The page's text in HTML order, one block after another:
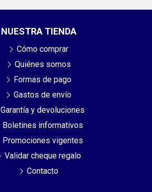
NUESTRA TIENDA
Cómo comprar
Quiénes somos
Formas de pago
Gastos de envío
Garantía y devoluciones
Boletines informativos
Promociones vigentes
Validar cheque regalo
Contacto